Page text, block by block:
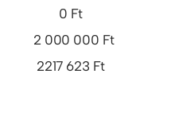
0 Ft
2 000 000 Ft
2217 623 Ft